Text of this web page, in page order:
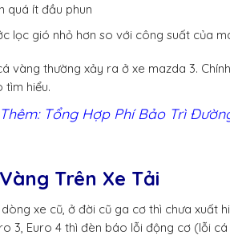
quá ít đầu phun
lọc gió nhỏ hơn so với công suất của
vàng thường xảy ra ở xe mazda 3.
tìm hiểu.
Tổng Hợp Phí Bảo Trì
Trên Xe Tải
xe cũ, ở đời cũ ga cơ thì chưa xuất
3, Euro 4 thì đèn báo lỗi động cơ (lỗi